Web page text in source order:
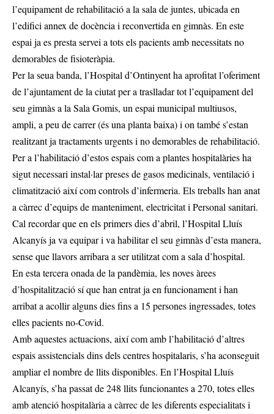
l’equipament de rehabilitació a la sala de juntes, ubicada en
l’edifici annex de docència i reconvertida en gimnàs. En este
espai ja es presta servei a tots els pacients amb necessitats no
demorables de fisioteràpia.
Per la seua banda, l’Hospital d’Ontinyent ha aprofitat l’oferiment
de l’ajuntament de la ciutat per a traslladar tot l’equipament del
seu gimnàs a la Sala Gomis, un espai municipal multiusos,
ampli, a peu de carrer (és una planta baixa) i on també s’estan
realitzant ja tractaments urgents i no demorables de rehabilitació.
Per a l’habilitació d’estos espais com a plantes hospitalàries ha
sigut necessari instal·lar preses de gasos medicinals, ventilació i
climatització així com controls d’infermeria. Els treballs han anat
a càrrec d’equips de manteniment, electricitat i Personal sanitari.
Cal recordar que en els primers dies d’abril, l’Hospital Lluís
Alcanyís ja va equipar i va habilitar el seu gimnàs d’esta manera,
sense que llavors arribara a ser utilitzat com a sala d’hospital.
En esta tercera onada de la pandèmia, les noves àrees
d’hospitalització sí que han entrat ja en funcionament i han
arribat a acollir alguns dies fins a 15 persones ingressades, totes
elles pacients no-Covid.
Amb aquestes actuacions, així com amb l’habilitació d’altres
espais assistencials dins dels centres hospitalaris, s’ha aconseguit
ampliar el nombre de llits disponibles. En l’Hospital Lluís
Alcanyís, s’ha passat de 248 llits funcionantes a 270, totes elles
amb atenció hospitalària a càrrec de les diferents especialitats i